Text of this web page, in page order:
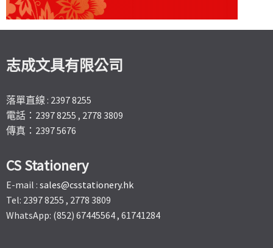
志成文具有限公司
落單直線 : 2397 8255
電話：2397 8255 , 2778 3809
傳真：2397 5676
CS Stationery
E-mail : sales@csstationery.hk
Tel: 2397 8255 , 2778 3809
WhatsApp: (852) 67445564 , 61741284